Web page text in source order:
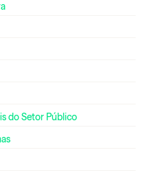
do Setor Público